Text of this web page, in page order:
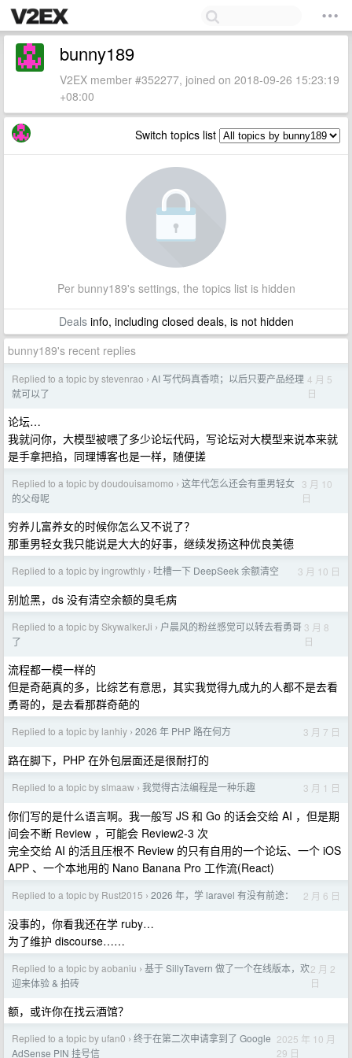
bunny189
V2EX member #352277, joined on 2018-09-26 15:23:19
+08:00
Switch topics list
Per bunny189's settings, the topics list is hidden
Dealsinfo, including closed deals, is not hidden
bunny189's recent replies
Replied to a topic by stevenrao › AI 写代码真香喷；以后只要产品经理
就可以了
4 月 5
日
论坛…
我就问你，大模型被喂了多少论坛代码，写论坛对大模型来说本来就
是手拿把掐，同理博客也是一样，随便搓
Replied to a topic by doudouisamomo › 这年代怎么还会有重男轻女
的父母呢
3 月 10
日
穷养儿富养女的时候你怎么又不说了？
那重男轻女我只能说是大大的好事，继续发扬这种优良美德
Replied to a topic by ingrowthly › 吐槽一下 DeepSeek 余额清空 3 月 10 日
别尬黑，ds 没有清空余额的臭毛病
Replied to a topic by SkywalkerJi › 户晨风的粉丝感觉可以转去看勇哥
了
3 月 8
日
流程都一模一样的
但是奇葩真的多，比综艺有意思，其实我觉得九成九的人都不是去看
勇哥的，是去看那群奇葩的
Replied to a topic by lanhiy › 2026 年 PHP 路在何方 3 月 7 日
路在脚下，PHP 在外包层面还是很耐打的
Replied to a topic by slmaaw › 我觉得古法编程是一种乐趣 3 月 1 日
你们写的是什么语言啊。我一般写 JS 和 Go 的话会交给 AI ，但是期
间会不断 Review ，可能会 Review2-3 次
完全交给 AI 的活且压根不 Review 的只有自用的一个论坛、一个 iOS
APP 、一个本地用的 Nano Banana Pro 工作流(React)
Replied to a topic by Rust2015 › 2026 年，学 laravel 有没有前途： 2 月 6 日
没事的，你看我还在学 ruby…
为了维护 discourse……
Replied to a topic by aobaniu › 基于 SillyTavern 做了一个在线版本，欢
迎来体验 & 拍砖
2 月 2
日
额，或许你在找云酒馆？
Replied to a topic by ufan0 › 终于在第二次申请拿到了 Google
AdSense PIN 挂号信
2025 年 10 月
29 日